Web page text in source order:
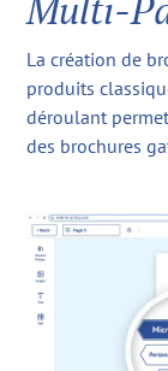
La création de
produits
déroulant
des brochures